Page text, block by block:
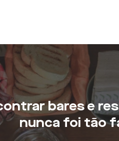
bares e
nunca foi tão